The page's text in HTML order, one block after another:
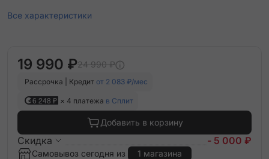
Все характеристики
19 990 ₽24 990 ₽
Рассрочка | Кредит от 2 083 ₽/мес
6 248 ₽ × 4 платежа в Сплит
Добавить в корзину
Скидка - 5 000 ₽
Самовывоз сегодня из
1 магазина